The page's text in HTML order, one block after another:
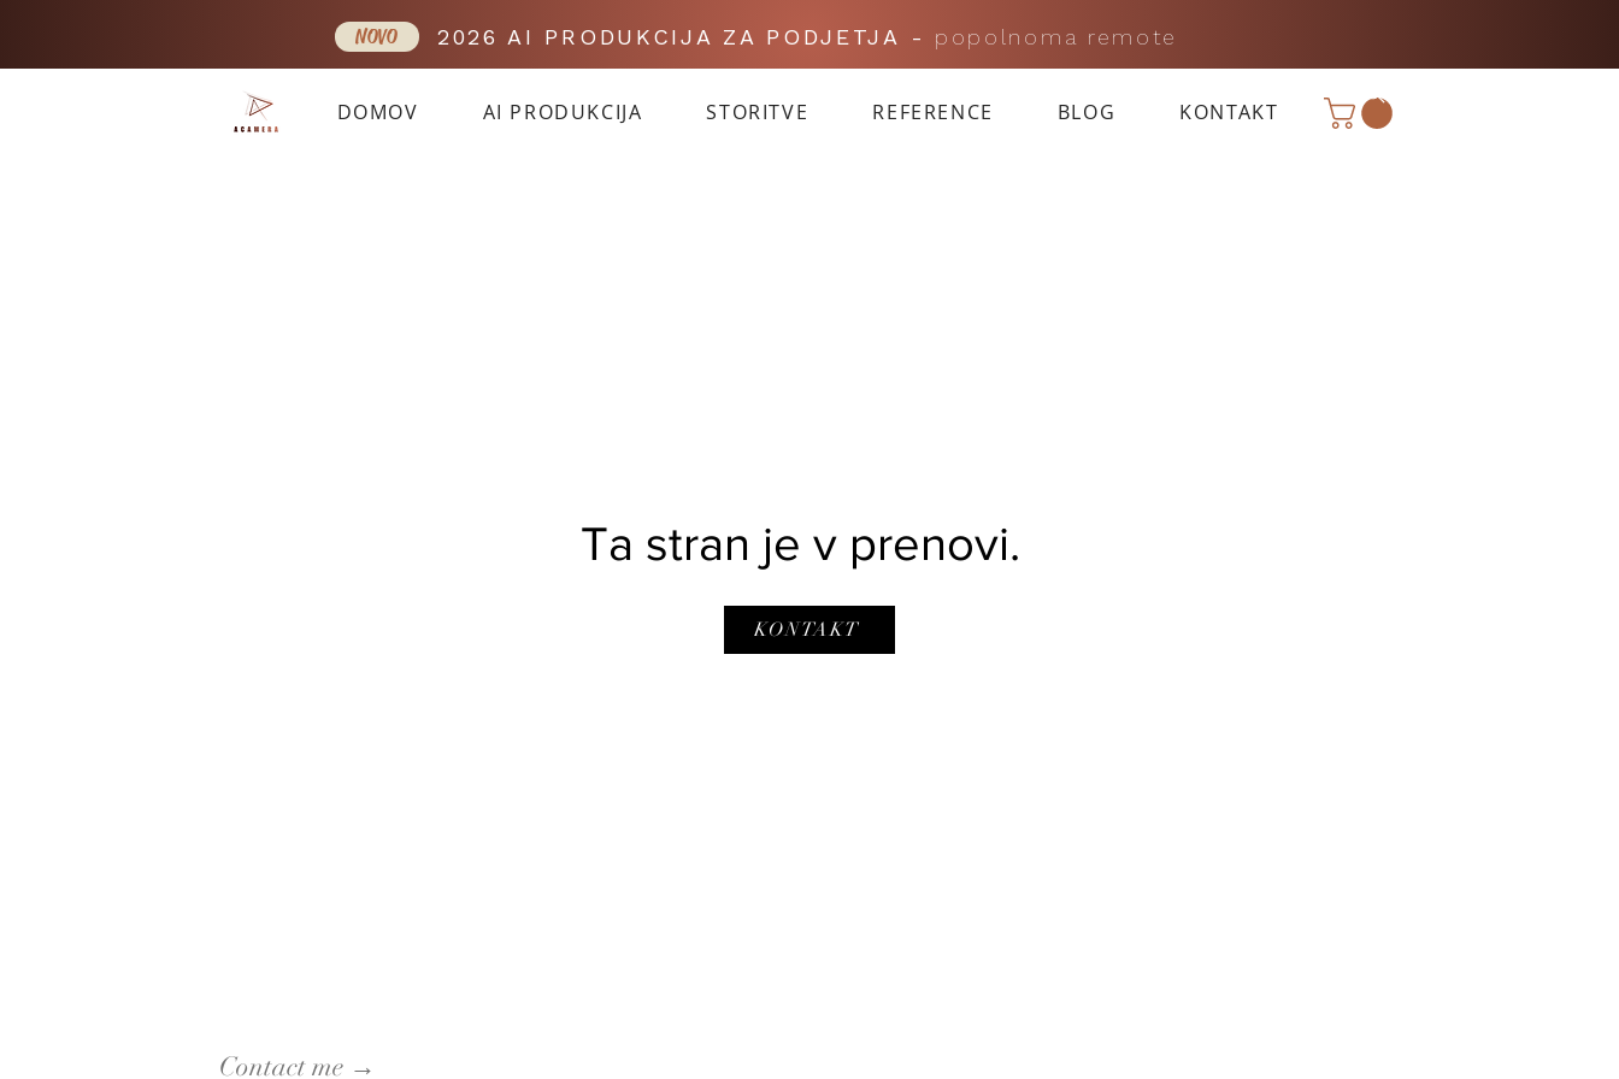
2026 AI PRODUKCIJA ZA PODJETJA - popolnoma remote
NOVO
DOMOV AI PRODUKCIJA STORITVE REFERENCE BLOG KONTAKT
Ta stran je v prenovi.
KONTAKT
Contact me →